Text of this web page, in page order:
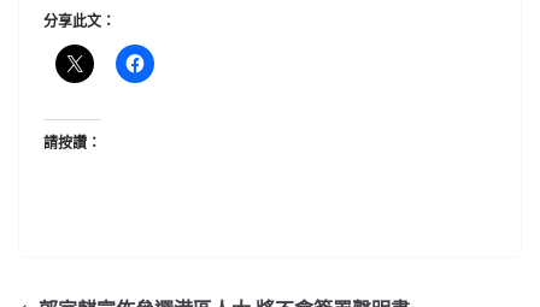
分享此文：
請按讚：